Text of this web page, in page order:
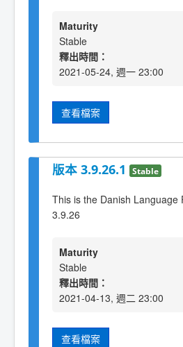
Maturity
Stable
釋出時間：
2021-05-24, 週一 23:00
查看檔案
版本 3.9.26.1 Stable
This is the Danish Language
3.9.26
Maturity
Stable
釋出時間：
2021-04-13, 週二 23:00
查看檔案